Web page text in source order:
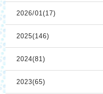
2026/01(17)
2025(146)
2024(81)
2023(65)